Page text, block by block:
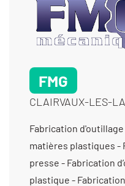
FMG
CLAIRVAUX-LES-
Fabrication d'outillage pour la transformation des matières plastiques - Fabrication d’outillage de presse - Fabrication d’outillage pour l’injection plastique - Fabrication de pignons à denture droite - Fabrication de pignons hélicoïdaux - Fabrication de sous-ensembles et d'ensembles pour machines spéciales - Fraisage grandes dimensions - Fraisage proto - Fraisage série - Mécanique générale - Mécanique générale de précision - Mise en forme par enlèvement de matière - Prototypes (tous métaux) - Rectification plane - Réparation d'ensembles mécaniques - Taillage d'arbres - Taillage de couples roue et vis sans fin - Taillage de dentures de crémaillères - Taillage de moyeux cannelés - Taillage de pignons à